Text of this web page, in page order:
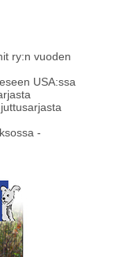
ry:n vuoden
USA:ssa
-